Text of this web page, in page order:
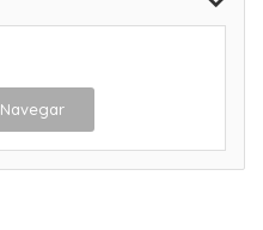
Navegar